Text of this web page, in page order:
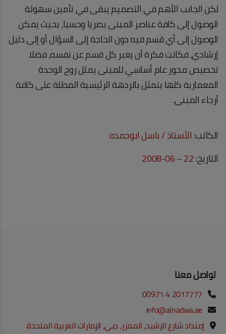
لكن الجانب الأهم في التصميم يبقى في تأمين سهولة
الوصول إلى كافة عناصر المبنى بصريا وحسيا، بحيث يمكن
الوصول إلى أي قسم فيه دون الحاجة إلى السؤال أو إلى دليل
إرشادي، فكانت فكرة أن يعبر كل قسم عن نفسه، فضلا
تخصيص محور عام أساسي للمبنى يمثل روح الوحدة
المعمارية كلها يتمثل بالردهة الرئيسية المطلة على كافة
أرجاء المبنى.
الكاتب:الأستاذ / باسل ابوحمده
التاريخ:22 – 06-2008
تواصل معنا
00971 4 2017777
info@alnadwa.ae
إمتداد شارع الرشيد، الممزر، دبي، الإمارات العربية المتحدة.